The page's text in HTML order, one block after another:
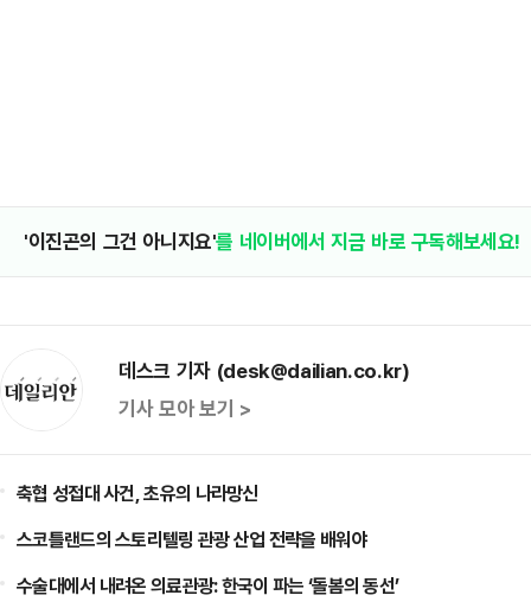
'이진곤의 그건 아니지요'를 네이버에서 지금 바로 구독해보세요!
데스크 기자 (desk@dailian.co.kr)
기사 모아 보기 >
축협 성접대 사건, 초유의 나라망신
스코틀랜드의 스토리텔링 관광 산업 전략을 배워야
수술대에서 내려온 의료관광: 한국이 파는 ‘돌봄의 동선’